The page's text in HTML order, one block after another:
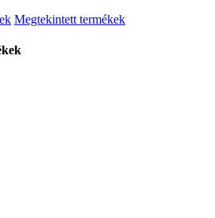
Megtekintett termékek